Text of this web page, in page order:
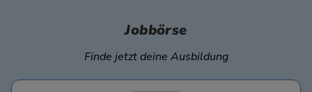
Jobbörse
Finde jetzt deine Ausbildung